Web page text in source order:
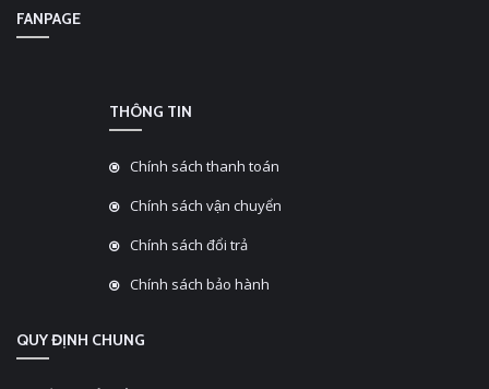
FANPAGE
THÔNG TIN
Chính sách thanh toán
Chính sách vận chuyển
Chính sách đổi trả
Chính sách bảo hành
QUY ĐỊNH CHUNG